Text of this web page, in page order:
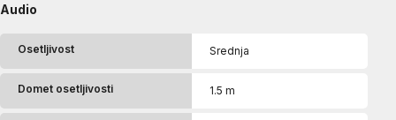
Audio
Osetljivost Srednja
Domet osetljivosti 1.5 m